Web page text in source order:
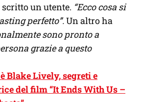
un utente. “Ecco cosa si
perfetto”.Un altro ha
sono pronto a
grazie a questo
Blake Lively, segreti e
del film “It Ends With Us –